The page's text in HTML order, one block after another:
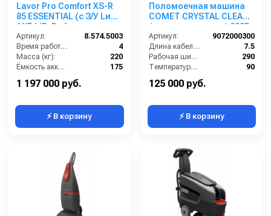
Lavor Pro Comfort XS-R
85 ESSENTIAL (с З/У Lи
АКБ LiFePo4 емкостью
104 Ah)
Артикул:
8.574.5003
Время работы (ч):
4
Масса (кг):
220
Ёмкость аккумуляторов (Ач):
175
1 197 000 руб.
⚡ В корзину
Поломоечная машина
COMET CRYSTAL CLEAN
(с нагревом воды) 220В
Артикул:
9072000300
Длина кабеля (м):
7.5
Рабочая ширина (мм):
290
Температура (°C):
90
125 000 руб.
⚡ В корзину